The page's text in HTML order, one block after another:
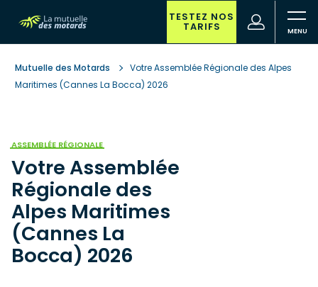
contenu
principal recherche
TESTEZ NOS
TARIFS
(nouvelle
fenêtre)
Mutuelle des Motards
Votre Assemblée Régionale des Alpes
Maritimes (Cannes La Bocca) 2026
ASSEMBLÉE RÉGIONALE
Votre Assemblée
Régionale des
Alpes Maritimes
(Cannes La
Bocca) 2026